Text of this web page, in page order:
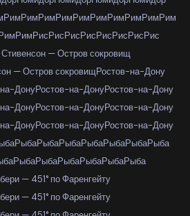
РимРимРимРимРимРимРимРимРимРим
РимРисРисРисРисРисРисРисРис
— Остров сокровищ
— Остров сокровищРостов-на-Дону
ДонуРостов-на-ДонуРостов-на-Дону
ДонуРостов-на-ДонуРостов-на-Дону
ДонуРостов-на-ДонуРостов-на-Дону
РыбаРыбаРыбаРыбаРыбаРыбаРыба
РыбаРыбаРыбаРыбаРыбаРыба
— 451° по Фаренгейту
— 451° по Фаренгейту